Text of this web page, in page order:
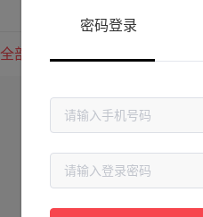
全部方案
密码登录